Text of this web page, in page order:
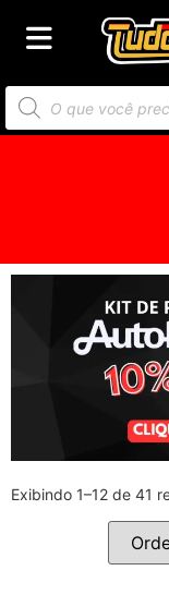
Exibindo 1–12 de 41